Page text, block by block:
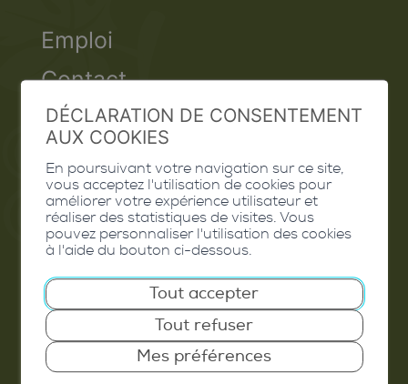
Emploi
Contact
Extranet
Valais Excellence
Commune de Conthey
Route de Savoie 54
1975 St-Séverin
T. 027 345 45 45
info@conthey.ch
DÉCLARATION DE CONSENTEMENT
AUX COOKIES
En poursuivant votre navigation sur ce site,
vous acceptez l'utilisation de cookies pour
améliorer votre expérience utilisateur et
réaliser des statistiques de visites. Vous
pouvez personnaliser l'utilisation des cookies
à l'aide du bouton ci-dessous.
Tout accepter
Tout refuser
Mes préférences